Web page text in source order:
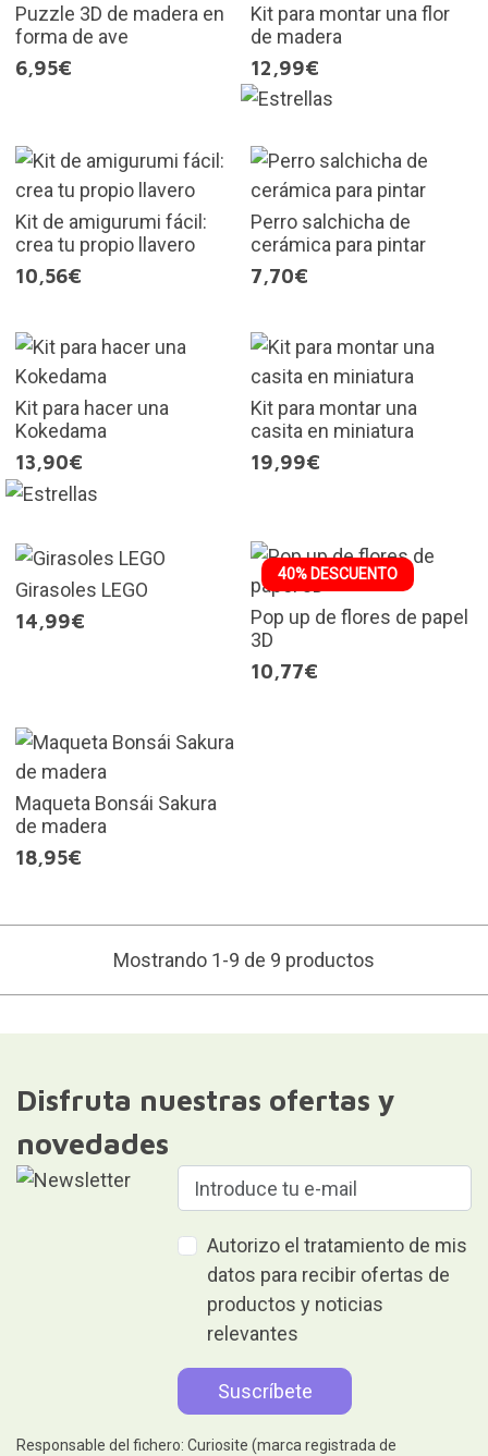
Puzzle 3D de madera en
forma de ave
6,95€
Kit para montar una flor
de madera
12,99€
Kit de amigurumi fácil:
crea tu propio llavero
10,56€
Perro salchicha de
cerámica para pintar
7,70€
Kit para hacer una
Kokedama
13,90€
Kit para montar una
casita en miniatura
19,99€
Girasoles LEGO
14,99€
40% DESCUENTO
Pop up de flores de papel
3D
10,77€
Maqueta Bonsái Sakura
de madera
18,95€
Mostrando 1-9 de 9 productos
Disfruta nuestras ofertas y
novedades
Autorizo el tratamiento de mis
datos para recibir ofertas de
productos y noticias
relevantes
Responsable del fichero: Curiosite (marca registrada de